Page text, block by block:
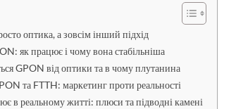
оптика, а зовсім інший підхід
як працює і чому вона стабільніша
GPON від оптики та в чому плутанина
та FTTH: маркетинг проти реальності
в реальному житті: плюси та підводні камені